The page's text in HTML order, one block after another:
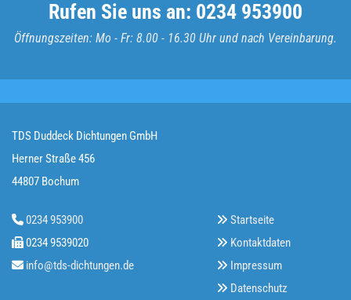
Rufen Sie uns an: 0234 953900
Öffnungszeiten: Mo - Fr: 8.00 - 16.30 Uhr und nach Vereinbarung.
TDS Duddeck Dichtungen GmbH
Herner Straße 456
44807 Bochum
 0234 953900
 0234 9539020
 info@tds-dichtungen.de
 Startseite
 Kontaktdaten
 Impressum
 Datenschutz